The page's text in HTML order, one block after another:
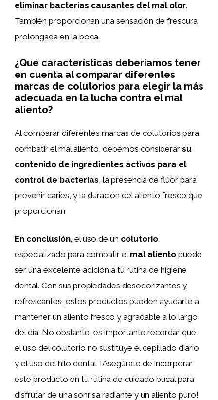
eliminar bacterias causantes del mal olor.
También proporcionan una sensación de frescura
prolongada en la boca.
¿Qué características deberíamos tener
en cuenta al comparar diferentes
marcas de colutorios para elegir la más
adecuada en la lucha contra el mal
aliento?
Al comparar diferentes marcas de colutorios para
combatir el mal aliento, debemos considerar su
contenido de ingredientes activos para el
control de bacterias , la presencia de flúor para
prevenir caries, y la duración del aliento fresco que
proporcionan.
En conclusión, el uso de un colutorio
especializado para combatir el mal aliento puede
ser una excelente adición a tu rutina de higiene
dental. Con sus propiedades desodorizantes y
refrescantes, estos productos pueden ayudarte a
mantener un aliento fresco y agradable a lo largo
del día. No obstante, es importante recordar que
el uso del colutorio no sustituye el cepillado diario
y el uso del hilo dental. ¡Asegúrate de incorporar
este producto en tu rutina de cuidado bucal para
disfrutar de una sonrisa radiante y un aliento puro!